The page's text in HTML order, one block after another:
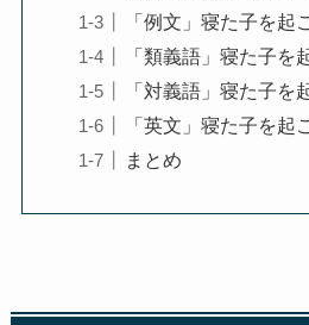
「例文」寝た子を
「類義語」寝た子を
「対義語」寝た子を
「英文」寝た子を起
まとめ